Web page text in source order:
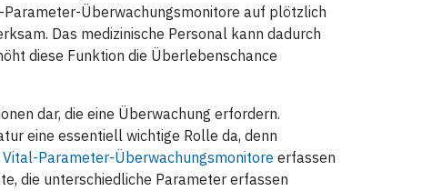
Überwachungsmonitore auf plötzlich
Das medizinische Personal kann dadurch
diese Funktion die Überlebenschance
dar, die eine Überwachung erfordern.
eine essentiell wichtige Rolle da, denn
Vital-Parameter-Überwachungsmonitore erfassen
die unterschiedliche Parameter erfassen